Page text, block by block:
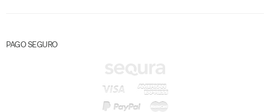
PAGO SEGURO